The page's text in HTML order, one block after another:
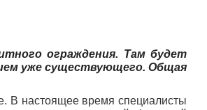
ограждения. Там будет
уже существующего. Общая
В настоящее время специалисты